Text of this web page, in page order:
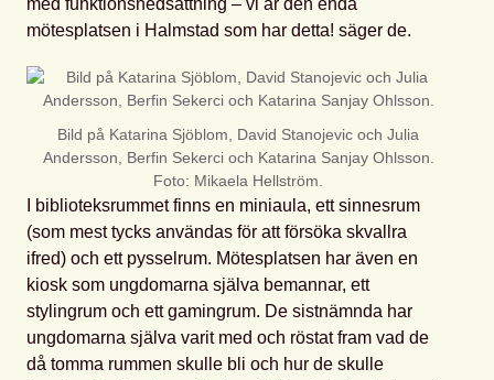
med funktionsnedsättning – vi är den enda
mötesplatsen i Halmstad som har detta! säger de.
Bild på Katarina Sjöblom, David Stanojevic och Julia
Andersson, Berfin Sekerci och Katarina Sanjay Ohlsson.
Foto: Mikaela Hellström.
I biblioteksrummet finns en miniaula, ett sinnesrum
(som mest tycks användas för att försöka skvallra
ifred) och ett pysselrum. Mötesplatsen har även en
kiosk som ungdomarna själva bemannar, ett
stylingrum och ett gamingrum. De sistnämnda har
ungdomarna själva varit med och röstat fram vad de
då tomma rummen skulle bli och hur de skulle